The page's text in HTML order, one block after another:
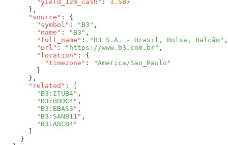
        "yield_12m_cash"
:
      "source"
        "symbol"
: "B3"
        "name"
: "B3"
        "full_name"
:
"B3 S.A. - Brasil, Bolsa, Balcão"
        "url"
: "https://www.b3.com.br"
        "location"
          "timezone"
:
      "related"
        "B3:ITUB4"
        "B3:BBDC4"
        "B3:BBAS3"
        "B3:SANB11"